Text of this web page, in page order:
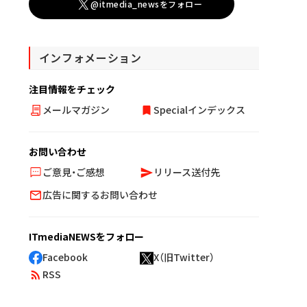
@itmedia_newsをフォロー
インフォメーション
注目情報をチェック
メールマガジン
Specialインデックス
お問い合わせ
ご意見・ご感想
リリース送付先
広告に関するお問い合わせ
ITmediaNEWSをフォロー
Facebook
X（旧Twitter）
RSS